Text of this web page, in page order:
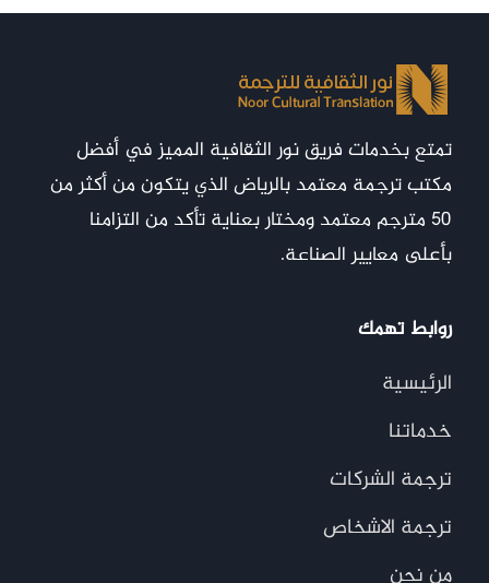
تمتع بخدمات فريق نور الثقافية المميز في أفضل
مكتب ترجمة معتمد بالرياض الذي يتكون من أكثر من
50 مترجم معتمد ومختار بعناية تأكد من التزامنا
بأعلى معايير الصناعة.
روابط تهمك
الرئيسية
خدماتنا
ترجمة الشركات
ترجمة الاشخاص